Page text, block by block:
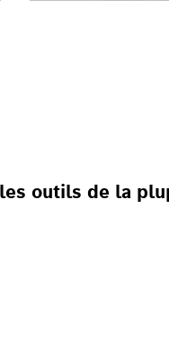
outils de la